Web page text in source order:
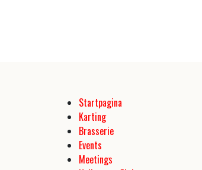
Startpagina
Karting
Brasserie
Events
Meetings